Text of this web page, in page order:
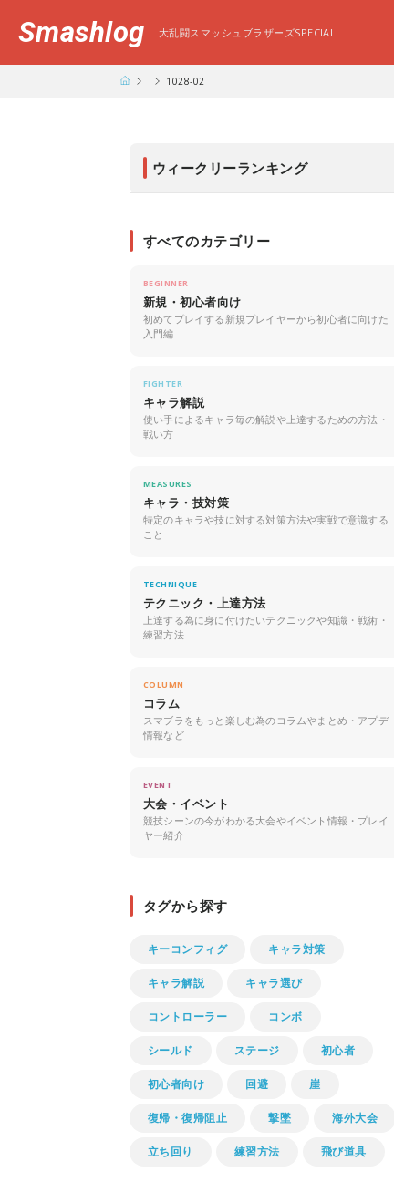
Smashlog 大乱闘スマッシュブラザーズSPECIAL
1028-02
ウィークリーランキング
すべてのカテゴリー
BEGINNER
新規・初心者向け
初めてプレイする新規プレイヤーから初心者に向けた
入門編
FIGHTER
キャラ解説
使い手によるキャラ毎の解説や上達するための方法・
戦い方
MEASURES
キャラ・技対策
特定のキャラや技に対する対策方法や実戦で意識する
こと
TECHNIQUE
テクニック・上達方法
上達する為に身に付けたいテクニックや知識・戦術・
練習方法
COLUMN
コラム
スマブラをもっと楽しむ為のコラムやまとめ・アプデ
情報など
EVENT
大会・イベント
競技シーンの今がわかる大会やイベント情報・プレイ
ヤー紹介
タグから探す
キーコンフィグ キャラ対策
キャラ解説 キャラ選び
コントローラー コンボ
シールド ステージ 初心者
初心者向け 回避 崖
復帰・復帰阻止 撃墜 海外大会
立ち回り 練習方法 飛び道具